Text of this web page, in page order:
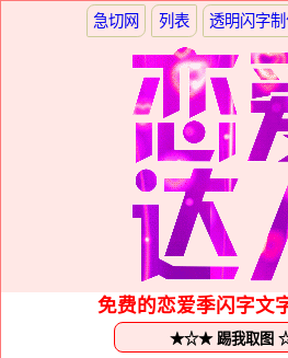
急切网 列表 透明闪字
免费的恋爱季闪字文